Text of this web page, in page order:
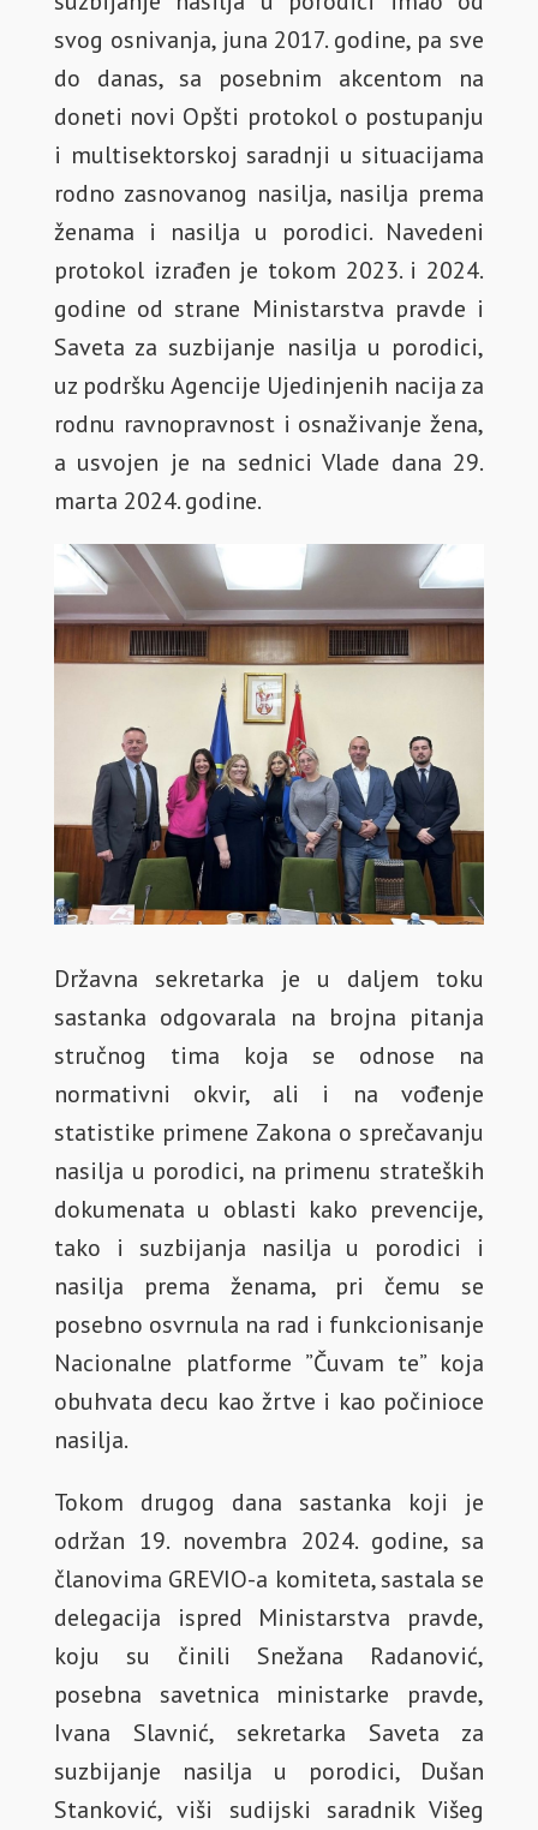
svog osnivanja, juna 2017. godine, pa sve
do danas, sa posebnim akcentom na
doneti novi Opšti protokol o postupanju
i multisektorskoj saradnji u situacijama
rodno zasnovanog nasilja, nasilja prema
ženama i nasilja u porodici. Navedeni
protokol izrađen je tokom 2023. i 2024.
godine od strane Ministarstva pravde i
Saveta za suzbijanje nasilja u porodici,
uz podršku Agencije Ujedinjenih nacija za
rodnu ravnopravnost i osnaživanje žena,
a usvojen je na sednici Vlade dana 29.
marta 2024. godine.
Državna sekretarka je u daljem toku
sastanka odgovarala na brojna pitanja
stručnog tima koja se odnose na
normativni okvir, ali i na vođenje
statistike primene Zakona o sprečavanju
nasilja u porodici, na primenu strateških
dokumenata u oblasti kako prevencije,
tako i suzbijanja nasilja u porodici i
nasilja prema ženama, pri čemu se
posebno osvrnula na rad i funkcionisanje
Nacionalne platforme ”Čuvam te” koja
obuhvata decu kao žrtve i kao počinioce
nasilja.
Tokom drugog dana sastanka koji je
održan 19. novembra 2024. godine, sa
članovima GREVIO-a komiteta, sastala se
delegacija ispred Ministarstva pravde,
koju su činili Snežana Radanović,
posebna savetnica ministarke pravde,
Ivana Slavnić, sekretarka Saveta za
suzbijanje nasilja u porodici, Dušan
Stanković, viši sudijski saradnik Višeg